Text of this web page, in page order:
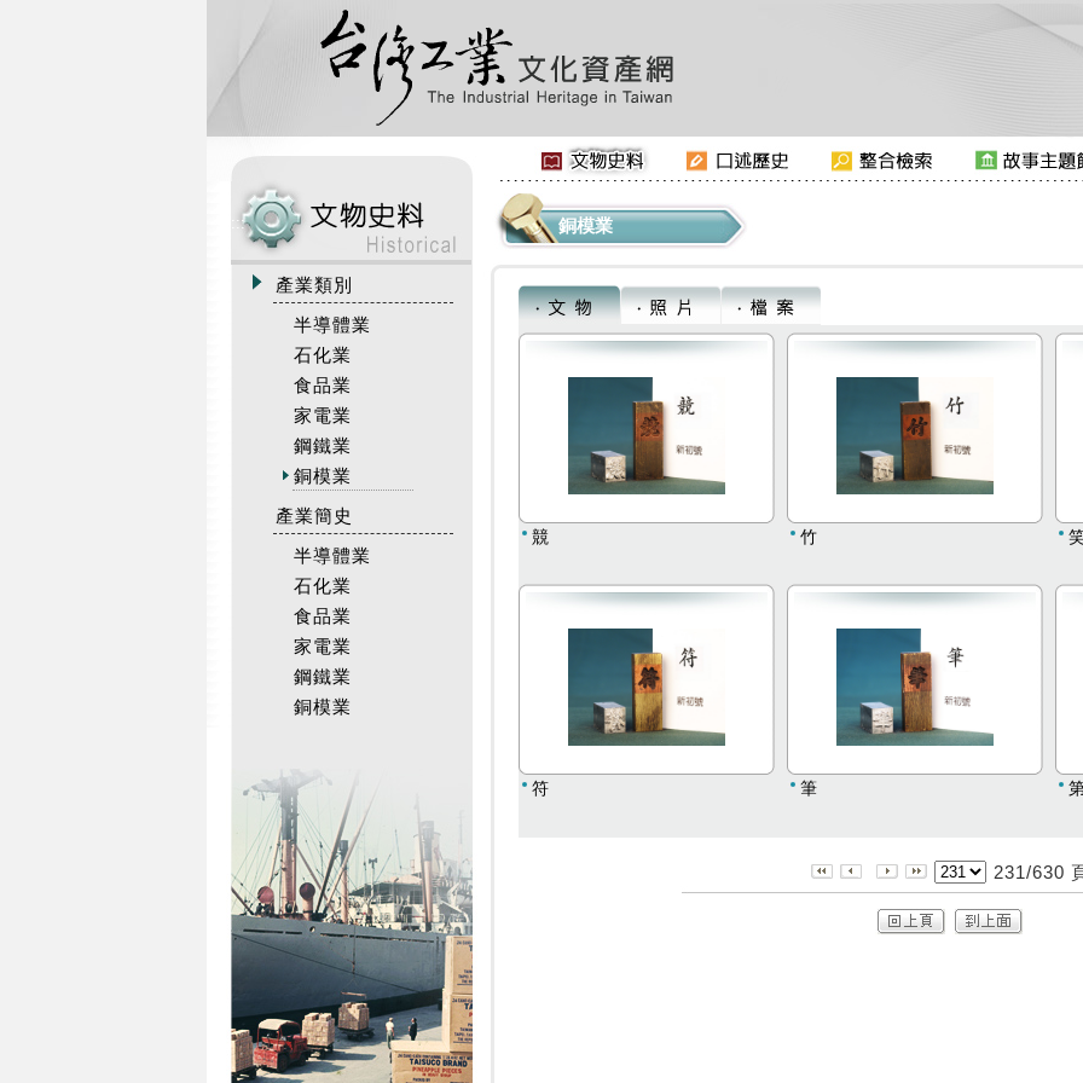
:::
產業類別
半導體業
石化業
食品業
家電業
鋼鐵業
銅模業
產業簡史
半導體業
石化業
食品業
家電業
鋼鐵業
銅模業
銅模業
競 竹
符 筆
231/630